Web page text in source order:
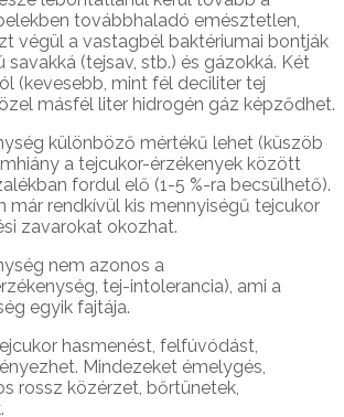
továbbhaladó emésztetlen,
végül a vastagbél baktériumai bontják
savakká (tejsav, stb.) és gázokká. Két
(kevesebb, mint fél deciliter tej
másfél liter hidrogén gáz képződhet.
különböző mértékű lehet (küszöb
a tejcukor-érzékenyek között
fordul elő (1-5 %-ra becsülhető).
már rendkívül kis mennyiségű tejcukor
zavarokat okozhat.
nem azonos a
tej-intolerancia), ami a
egyik fajtája.
hasmenést, felfúvódást,
Mindezeket émelygés,
rossz közérzet, bőrtünetek,